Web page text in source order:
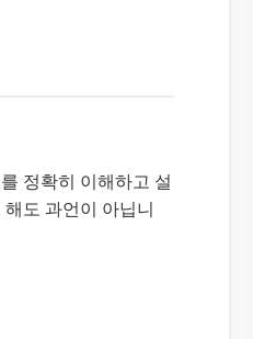
정확히 이해하고 설
도 과언이 아닙니